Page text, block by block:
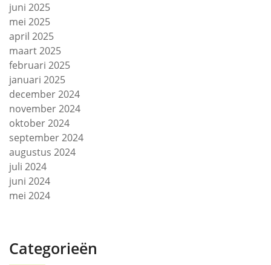
juni 2025
mei 2025
april 2025
maart 2025
februari 2025
januari 2025
december 2024
november 2024
oktober 2024
september 2024
augustus 2024
juli 2024
juni 2024
mei 2024
Categorieën